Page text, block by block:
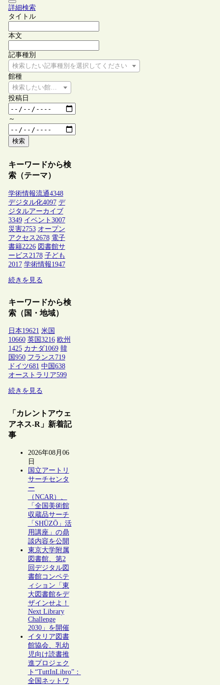
詳細検索
タイトル
本文
記事種別
検索したい記事種別を選択してください
館種
検索したい館種を選択してください
投稿日
～
検索
キーワードから検
索（テーマ）
学術情報流通4348
デジタル化4097 デ
ジタルアーカイブ
3349 イベント 3007
災害2753 オープン
アクセス 2678 電子
書籍2226 図書館サ
ービス 2178 子ども
2017 学術情報1947
続きを見る
キーワードから検
索（国・地域）
日本19621 米国
10660 英国 3216 欧州
1425 カナダ1069 韓
国 950 フランス 719
ドイツ681 中国 638
オーストラリア599
続きを見る
「カレントアウェ
アネス-R」新着記
事
2026年08月06
日
国立アートリ
サーチセンタ
ー
（NCAR）、
「全国美術館
収蔵品サーチ
「SHŪZŌ」活
用講座」の鼎
談内容を公開
東京大学附属
図書館、第2
回デジタル図
書館コンペテ
ィション「東
大図書館をデ
ザインせよ！
Next Library
Challenge
2030」を開催
イタリア図書
館協会、乳幼
児向け読書推
進プロジェク
ト“TuttInLibro”：
全国ネットワ